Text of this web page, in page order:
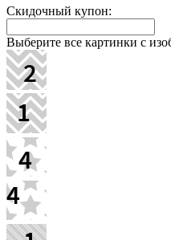
Скидочный купон:
Выберите все картинки с